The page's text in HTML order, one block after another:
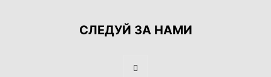
СЛЕДУЙ ЗА НАМИ